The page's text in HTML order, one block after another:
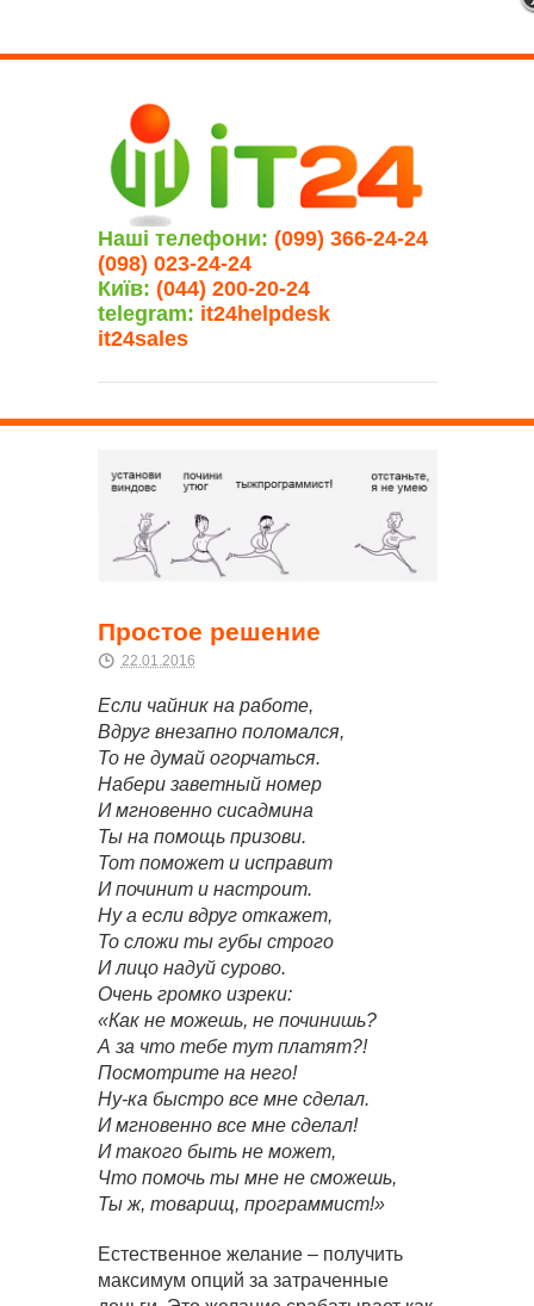
Наші телефони: (099) 366-24-24
(098) 023-24-24
Київ: (044) 200-20-24
telegram: it24helpdesk
it24sales
Простое решение
22.01.2016
Если чайник на работе,
Вдруг внезапно поломался,
То не думай огорчаться.
Набери заветный номер
И мгновенно сисадмина
Ты на помощь призови.
Тот поможет и исправит
И починит и настроит.
Ну а если вдруг откажет,
То сложи ты губы строго
И лицо надуй сурово.
Очень громко изреки:
«Как не можешь, не починишь?
А за что тебе тут платят?!
Посмотрите на него!
Ну-ка быстро все мне сделал.
И мгновенно все мне сделал!
И такого быть не может,
Что помочь ты мне не сможешь,
Ты ж, товарищ, программист!»
Естественное желание – получить
максимум опций за затраченные